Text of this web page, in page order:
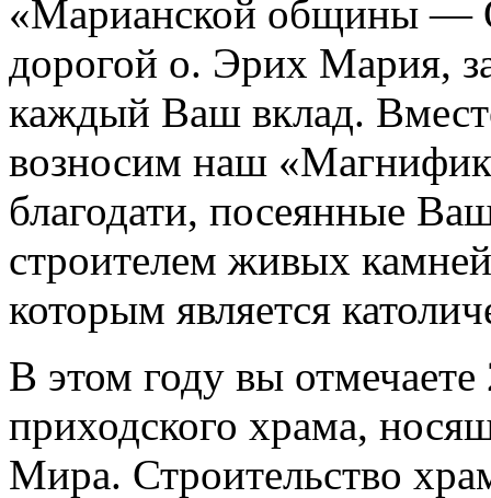
«Марианской общины —
дорогой о. Эрих Мария,
каждый Ваш вклад.
возносим наш
благодати, посеянные
строителем живых
которым является
В этом году вы
приходского храма,
Мира. Строительство